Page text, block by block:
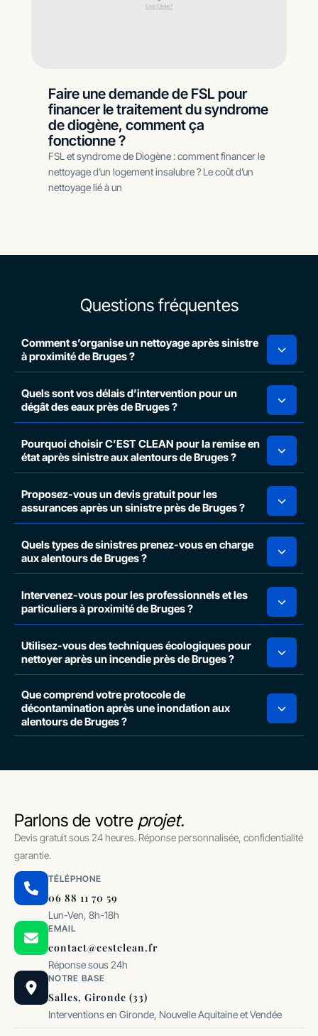
Faire une demande de FSL pour
financer le traitement du syndrome
de diogène, comment ça
fonctionne ?
FSL et syndrome de Diogène : comment financer le
nettoyage d’un logement insalubre ? Le coût d’un
nettoyage lié à un
Questions fréquentes
Comment s’organise un nettoyage après sinistre
à proximité de Bruges ?
Quels sont vos délais d’intervention pour un
dégât des eaux près de Bruges ?
Pourquoi choisir C’EST CLEAN pour la remise en
état après sinistre aux alentours de Bruges ?
Proposez-vous un devis gratuit pour les
assurances après un sinistre près de Bruges ?
Quels types de sinistres prenez-vous en charge
aux alentours de Bruges ?
Intervenez-vous pour les professionnels et les
particuliers à proximité de Bruges ?
Utilisez-vous des techniques écologiques pour
nettoyer après un incendie près de Bruges ?
Que comprend votre protocole de
décontamination après une inondation aux
alentours de Bruges ?
Parlons de votre projet.
Devis gratuit sous 24 heures. Réponse personnalisée, confidentialité
garantie.
TÉLÉPHONE
06 88 11 70 59
Lun-Ven, 8h-18h
EMAIL
contact@cestclean.fr
Réponse sous 24h
NOTRE BASE
Salles, Gironde (33)
Interventions en Gironde, Nouvelle Aquitaine et Vendée